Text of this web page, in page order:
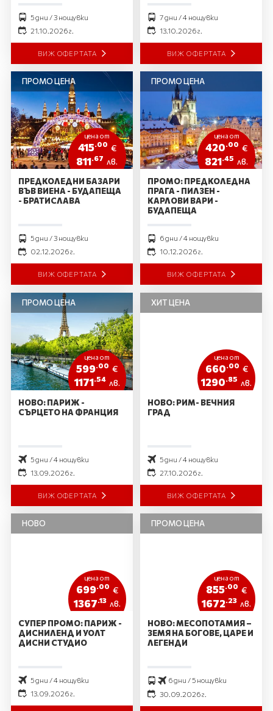
5 дни / 3 нощувки
21.10.2026 г.
ВИЖ ОФЕРТАТА
7 дни / 4 нощувки
13.10.2026 г.
ВИЖ ОФЕРТАТА
ПРОМО ЦЕНА
цена от
415.00 €
811.67 лв.
ПРЕДКОЛЕДНИ БАЗАРИ
ВЪВ ВИЕНА - БУДАПЕЩА
- БРАТИСЛАВА
5 дни / 3 нощувки
02.12.2026 г.
ВИЖ ОФЕРТАТА
ПРОМО ЦЕНА
цена от
420.00 €
821.45 лв.
ПРОМО: ПРЕДКОЛЕДНА
ПРАГА - ПИЛЗЕН -
КАРЛОВИ ВАРИ -
БУДАПЕЩА
6 дни / 4 нощувки
10.12.2026 г.
ВИЖ ОФЕРТАТА
ПРОМО ЦЕНА
цена от
599 .00 €
1171.54 лв.
НОВО: ПАРИЖ -
СЪРЦЕТО НА ФРАНЦИЯ
5 дни / 4 нощувки
13.09.2026 г.
ВИЖ ОФЕРТАТА
ХИТ ЦЕНА
цена от
660 .00 €
1290.85 лв.
НОВО: РИМ- ВЕЧНИЯ
ГРАД
5 дни / 4 нощувки
27.10.2026 г.
ВИЖ ОФЕРТАТА
НОВО
цена от
699.00 €
1367 .13 лв.
СУПЕР ПРОМО: ПАРИЖ -
ДИСНИЛЕНД И УОЛТ
ДИСНИ СТУДИО
5 дни / 4 нощувки
13.09.2026 г.
ПРОМО ЦЕНА
цена от
855.00 €
1672 .23 лв.
НОВО: МЕСОПОТАМИЯ –
ЗЕМЯ НА БОГОВЕ, ЦАРЕ И
ЛЕГЕНДИ
6 дни / 5 нощувки
30.09.2026 г.